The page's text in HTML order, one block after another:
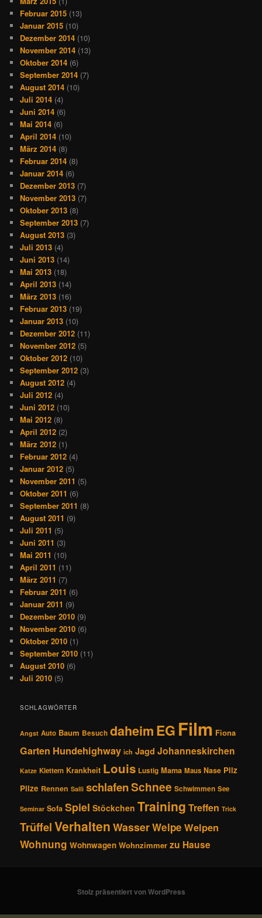
Februar 2015 (13)
Januar 2015 (10)
Dezember 2014 (10)
November 2014 (13)
Oktober 2014 (6)
September 2014 (7)
August 2014 (10)
Juli 2014 (4)
Juni 2014 (6)
Mai 2014 (6)
April 2014 (10)
März 2014 (8)
Februar 2014 (8)
Januar 2014 (6)
Dezember 2013 (7)
November 2013 (7)
Oktober 2013 (8)
September 2013 (7)
August 2013 (3)
Juli 2013 (4)
Juni 2013 (14)
Mai 2013 (18)
April 2013 (14)
März 2013 (16)
Februar 2013 (19)
Januar 2013 (10)
Dezember 2012 (11)
November 2012 (5)
Oktober 2012 (10)
September 2012 (3)
August 2012 (4)
Juli 2012 (4)
Juni 2012 (10)
Mai 2012 (8)
April 2012 (2)
März 2012 (1)
Februar 2012 (4)
Januar 2012 (5)
November 2011 (5)
Oktober 2011 (6)
September 2011 (8)
August 2011 (9)
Juli 2011 (5)
Juni 2011 (3)
Mai 2011 (10)
April 2011 (11)
März 2011 (7)
Februar 2011 (6)
Januar 2011 (9)
Dezember 2010 (9)
November 2010 (6)
Oktober 2010 (1)
September 2010 (11)
August 2010 (6)
Juli 2010 (5)
SCHLAGWÖRTER
Angst Auto Baum Besuch daheimEG Film Fiona
Garten Hundehighway ich Jagd Johanneskirchen
Katze Klettern Krankheit Louis Lustig Mama Maus Nase Pilz
Pilze Rennen Salli schlafenSchnee Schwimmen See
Seminar Sofa Spiel Stöckchen Training Treffen Trick
TrüffelVerhalten WasserWelpe Welpen
Wohnung Wohnwagen Wohnzimmer zu Hause
Stolz präsentiert von WordPress